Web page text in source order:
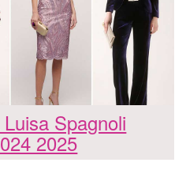
Spagnoli
2025